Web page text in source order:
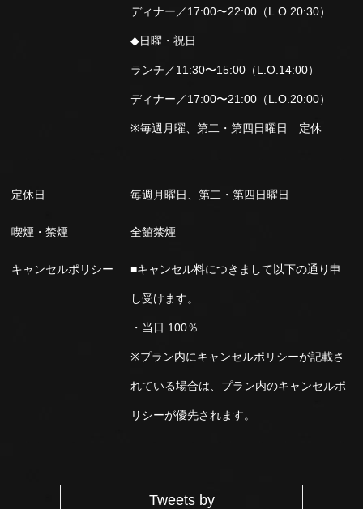
ディナー／17:00〜22:00（L.O.20:30）
◆日曜・祝日
ランチ／11:30〜15:00（L.O.14:00）
ディナー／17:00〜21:00（L.O.20:00）
※毎週月曜、第二・第四日曜日 定休
定休日 毎週月曜日、第二・第四日曜日
喫煙・禁煙 全館禁煙
キャンセルポリシー ■キャンセル料につきまして以下の通り申
し受けます。
・当日 100％
※プラン内にキャンセルポリシーが記載さ
れている場合は、プラン内のキャンセルポ
リシーが優先されます。
Tweets by